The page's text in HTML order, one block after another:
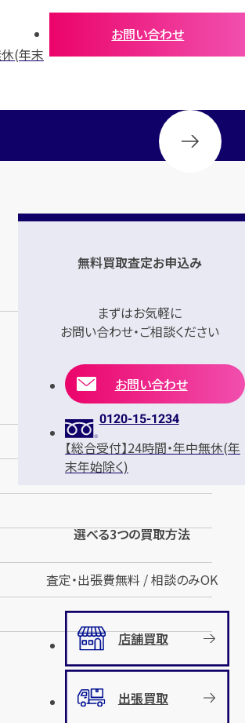
休(年末
お問い合わせ
無料買取査定お申込み
まずはお気軽に
お問い合わせ・ご相談ください
お問い合わせ
0120-15-1234
【総合受付】24時間・年中無休(年
末年始除く)
選べる3つの買取方法
査定・出張費無料 / 相談のみOK
店舗買取
出張買取